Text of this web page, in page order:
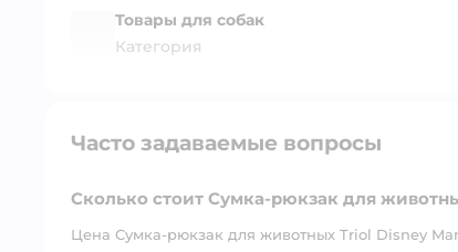
Товары для собак
Категория
Часто задаваемые вопросы
Сколько стоит Сумка-рюкзак для
Цена Сумка-рюкзак для животных Triol Disney